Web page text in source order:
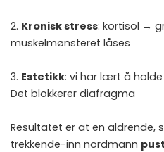
2. Kronisk stress: kortisol →
muskelmønsteret låses
3. Estetikk: vi har lært å
Det blokkerer diafragma
Resultatet er at en aldrende,
trekkende-inn nordmann